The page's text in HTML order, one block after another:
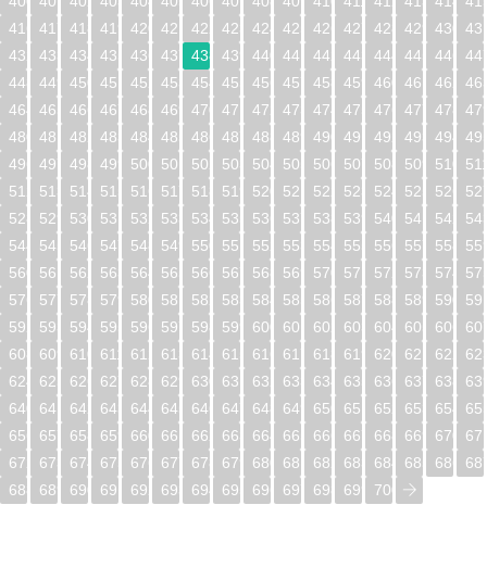
416
417 418 419 420 421 422 423 424 425 426 427 428 429 430
432
433 434 435 436 437 438 439 440 441 442 443 444 445 446
448
449 450 451 452 453 454 455 456 457 458 459 460 461 462
464
465 466 467 468 469 470 471 472 473 474 475 476 477 478
480
481 482 483 484 485 486 487 488 489 490 491 492 493 494
496
497 498 499 500 501 502 503 504 505 506 507 508 509 510
512
513 514 515 516 517 518 519 520 521 522 523 524 525 526
528
529 530 531 532 533 534 535 536 537 538 539 540 541 542
544
545 546 547 548 549 550 551 552 553 554 555 556 557 558
560
561 562 563 564 565 566 567 568 569 570 571 572 573 574
576
577 578 579 580 581 582 583 584 585 586 587 588 589 590
592
593 594 595 596 597 598 599 600 601 602 603 604 605 606
608
609 610 611 612 613 614 615 616 617 618 619 620 621 622
624
625 626 627 628 629 630 631 632 633 634 635 636 637 638
640
641 642 643 644 645 646 647 648 649 650 651 652 653 654
656
657 658 659 660 661 662 663 664 665 666 667 668 669 670
672
673 674 675 676 677 678 679 680 681 682 683 684 685 686
688
689 690 691 692 693 694 695 696 697 698 699 700